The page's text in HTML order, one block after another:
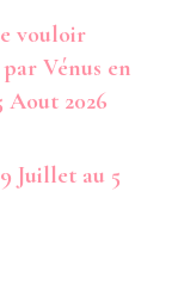
vouloir
Vénus en
2026
Juillet au 5